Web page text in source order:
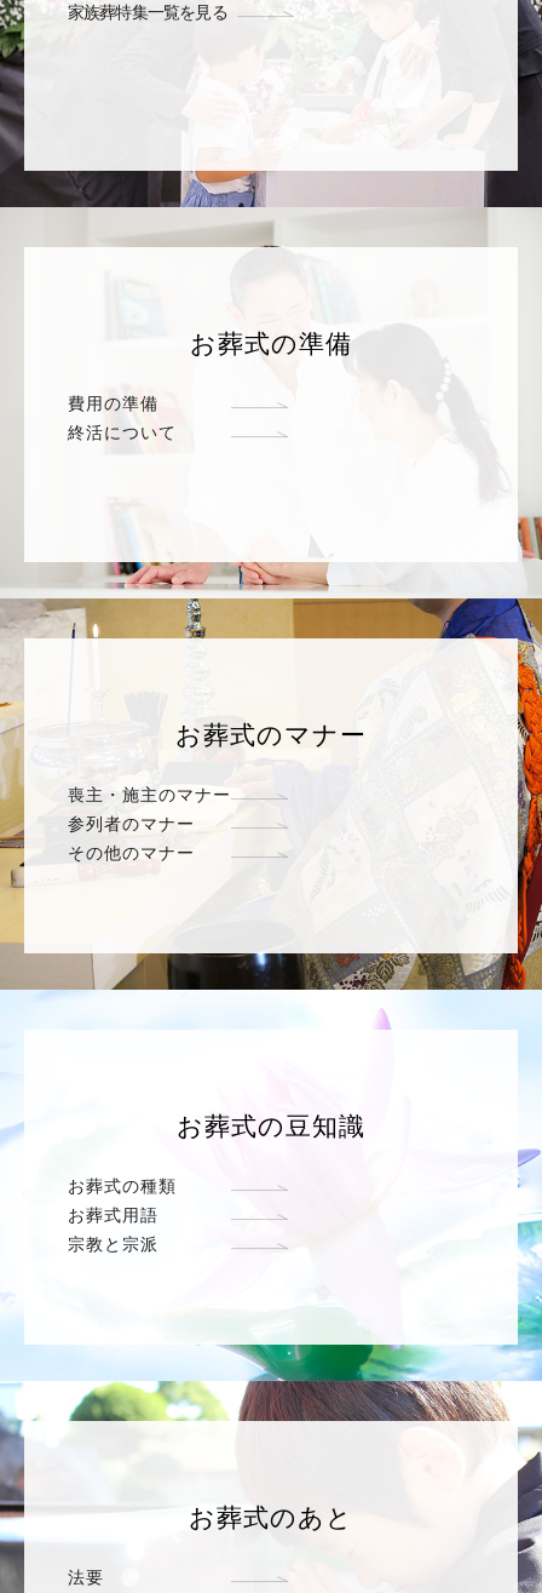
家族葬特集一覧を見る
お葬式の準備
費用の準備
終活について
お葬式のマナー
喪主・施主のマナー
参列者のマナー
その他のマナー
お葬式の豆知識
お葬式の種類
お葬式用語
宗教と宗派
お葬式のあと
法要